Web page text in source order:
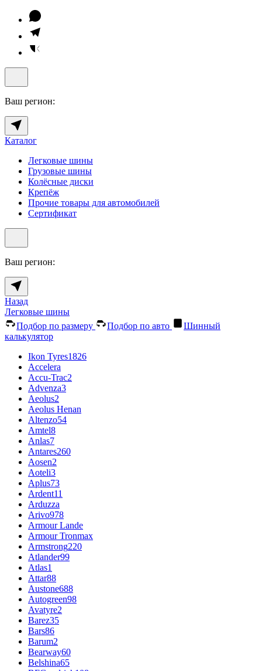
Ваш регион:
Каталог
Легковые шины
Грузовые шины
Колёсные диски
Крепёж
Прочие товары для автомобилей
Сертификат
Ваш регион:
Назад
Легковые шины
Подбор по размеру
Подбор по авто
Шинный
калькулятор
Ikon Tyres1826
Accelera
Accu-Trac2
Advenza3
Aeolus2
Aeolus Henan
Altenzo54
Amtel8
Anlas7
Antares260
Aosen2
Aoteli3
Aplus73
Ardent11
Arduzza
Arivo978
Armour Lande
Armour Tronmax
Armstrong220
Atlander99
Atlas1
Attar88
Austone688
Autogreen98
Avatyre2
Barez35
Bars86
Barum2
Bearway60
Belshina65